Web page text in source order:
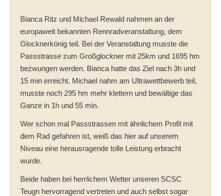
Bianca Ritz und Michael Rewald nahmen an der
europaweit bekannten Rennradveranstaltung, dem
Glocknerkönig teil. Bei der Veranstaltung musste die
Passstrasse zum Großglockner mit 25km und 1695 hm
bezwungen werden. Bianca hatte das Ziel nach 3h und
15 min erreicht. Michael nahm am Ultrawettbewerb teil,
musste noch 295 hm mehr klettern und bewältige das
Ganze in 1h und 55 min.
Wer schon mal Passstrassen mit ähnlichem Profil mit
dem Rad gefahren ist, weiß das hier auf unserem
Niveau eine herausragende tolle Leistung erbracht
wurde.
Beide haben bei herrlichem Wetter unseren SCSC
Teugn hervorragend vertreten und auch selbst sogar